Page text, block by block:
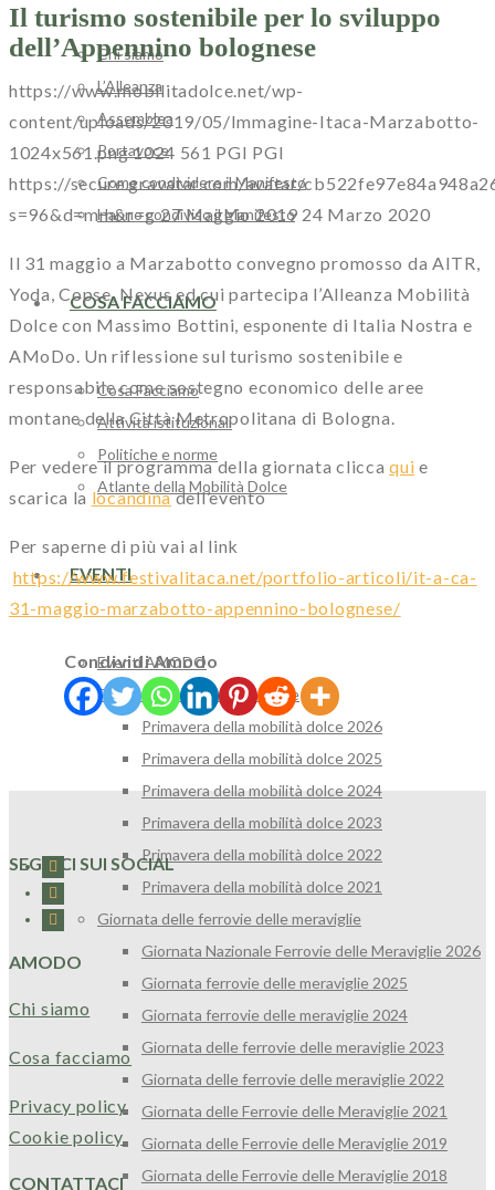
Chi siamo
L’Alleanza
Assemblea
Portavoce
Come condividere il Manifesto
Hanno condiviso il Manifesto
COSA FACCIAMO
Cosa Facciamo
Attività istituzionali
Politiche e norme
Atlante della Mobilità Dolce
EVENTI
Eventi AMODO
Primavera della mobilità dolce
Primavera della mobilità dolce 2026
Primavera della mobilità dolce 2025
Primavera della mobilità dolce 2024
Primavera della mobilità dolce 2023
Primavera della mobilità dolce 2022
Primavera della mobilità dolce 2021
Giornata delle ferrovie delle meraviglie
Giornata Nazionale Ferrovie delle Meraviglie 2026
Giornata ferrovie delle meraviglie 2025
Giornata ferrovie delle meraviglie 2024
Giornata delle ferrovie delle meraviglie 2023
Giornata delle ferrovie delle meraviglie 2022
Giornata delle Ferrovie delle Meraviglie 2021
Giornata delle Ferrovie delle Meraviglie 2019
Giornata delle Ferrovie delle Meraviglie 2018
Il turismo sostenibile per lo sviluppo
dell’Appennino bolognese
https://www.mobilitadolce.net/wp-
content/uploads/2019/05/Immagine-Itaca-Marzabotto-
1024x561.png1024 561 PGI PGI
https://secure.gravatar.com/avatar/
s=96&d=mm&r=g27 Maggio 2019 24 Marzo 2020
Il 31 maggio a Marzabotto convegno promosso da AITR,
Yoda, Copse, Nexus ed cui partecipa l’Alleanza Mobilità
Dolce con Massimo Bottini, esponente di Italia Nostra e
AMoDo. Un riflessione sul turismo sostenibile e
responsabile come sostegno economico delle aree
montane della Città Metropolitana di Bologna.
Per vedere il programma della giornata cliccaqui e
scarica la locandinadell’evento
Per saperne di più vai al link
https://www.festivalitaca.net/portfolio-articoli/it-a-ca-
31-maggio-marzabotto-appennino-bolognese/
Condividi Amodo
SEGUICI SUI SOCIAL
AMODO
Chi siamo
Cosa facciamo
Privacy policy
Cookie policy
CONTATTACI